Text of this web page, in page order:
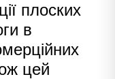
плоских
в
цей